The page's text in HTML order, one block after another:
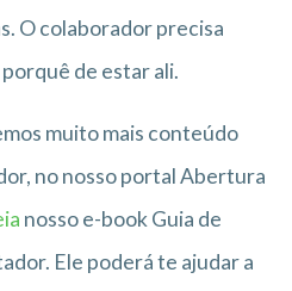
O colaborador precisa
de estar ali.
muito mais conteúdo
no nosso portal Abertura
nosso e-book Guia de
Ele poderá te ajudar a